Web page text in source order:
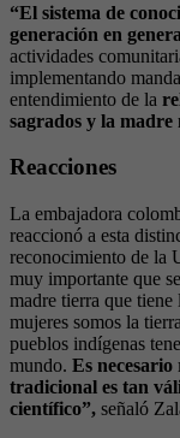
“El sistema de
generación en
actividades
implementando
entendimiento de la
sagrados y la madre
Reacciones
La embajadora
reaccionó a esta
reconocimiento de la
muy importante que
madre tierra que
mujeres somos la
pueblos indígenas
mundo. Es
tradicional es tan
científico”, señaló